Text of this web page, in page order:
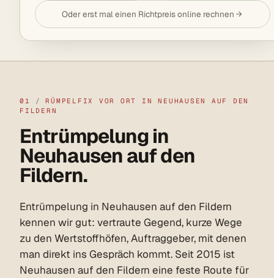
Oder erst mal einen Richtpreis online rechnen
01 /
RÜMPELFIX VOR ORT IN NEUHAUSEN AUF DEN
FILDERN
Entrümpelung in
Neuhausen auf den
Fildern.
Entrümpelung in Neuhausen auf den Fildern
kennen wir gut: vertraute Gegend, kurze Wege
zu den Wertstoffhöfen, Auftraggeber, mit denen
man direkt ins Gespräch kommt. Seit 2015 ist
Neuhausen auf den Fildern eine feste Route für